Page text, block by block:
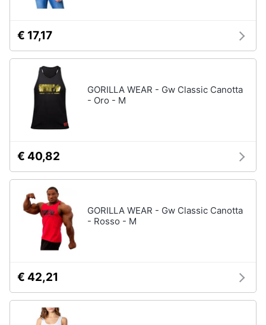
€ 17,17
GORILLA WEAR - Gw Classic Canotta
- Oro - M
€ 40,82
GORILLA WEAR - Gw Classic Canotta
- Rosso - M
€ 42,21